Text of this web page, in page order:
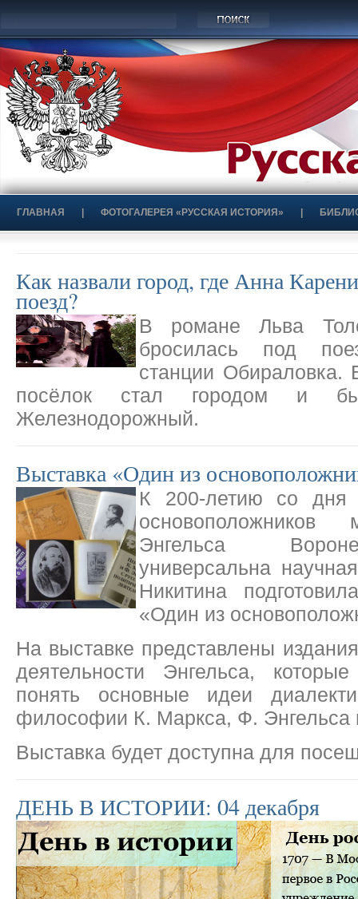
ГЛАВНАЯ ФОТОГАЛЕРЕЯ «РУССКАЯ ИСТОРИЯ»
Как назвали город, где Анна
поезд?
В романе Льва
бросилась под
станции Обираловка.
посёлок стал городом и
Железнодорожный.
Выставка «Один из
К 200-летию со
основоположников
Энгельса
универсальна
Никитина
«Один из
На выставке представлены
деятельности Энгельса,
понять основные идеи
философии К. Маркса, Ф. Энгельса
Выставка будет доступна для
ДЕНЬ В ИСТОРИИ: 04 декабря